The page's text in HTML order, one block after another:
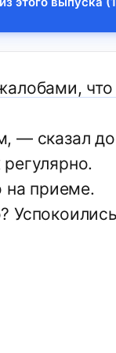
— сказал
на приеме.